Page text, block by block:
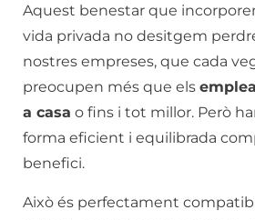
Aquest benestar que
vida privada no desitgem
nostres empreses, que cada
preocupen més que els
a casa o fins i tot millor. Però
forma eficient i equilibrada
benefici.
Això és perfectament